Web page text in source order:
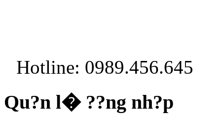
Hotline: 0989.456.645
Qu?n l� ??ng nh?p